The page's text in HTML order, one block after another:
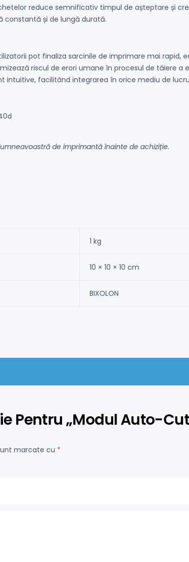
reduce semnificativ timpul de așteptare și
constantă și de lungă durată.
pot finaliza sarcinile de imprimare mai rapid,
riscul de erori umane în procesul de tăiere a
intuitive, facilitând integrarea în orice mediu de
de imprimantă înainte de achiziție.
1 kg
10 × 10 × 10 cm
BIXOLON
Pentru „Modul Auto-
marcate cu *